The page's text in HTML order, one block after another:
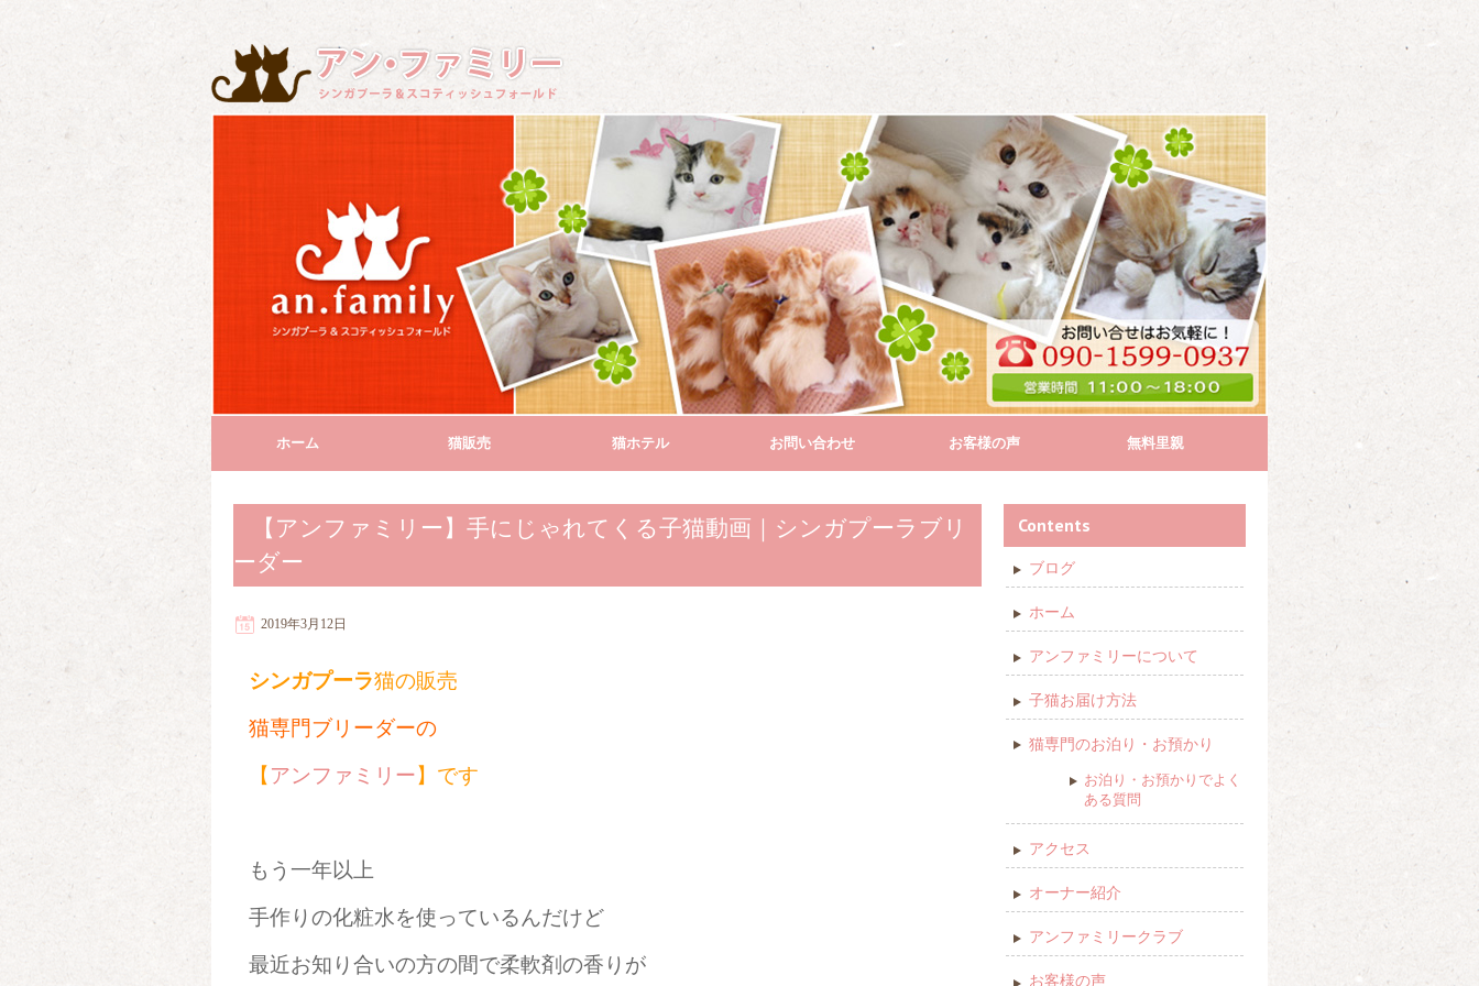
ホーム 猫販売 猫ホテル お問い合わせ お客様の声 無料里親
【アンファミリー】手にじゃれてくる子猫動画｜シンガプーラブリ
ーダー
2019年3月12日
シンガプーラ猫の販売
猫専門ブリーダーの
【 アンファミリー】です
もう一年以上
手作りの化粧水を使っているんだけど
最近お知り合いの方の間で柔軟剤の香りが
Contents
ブログ
ホーム
アンファミリーについて
子猫お届け方法
猫専門のお泊り・お預かり
お泊り・お預かりでよく
ある質問
アクセス
オーナー紹介
アンファミリークラブ
お客様の声